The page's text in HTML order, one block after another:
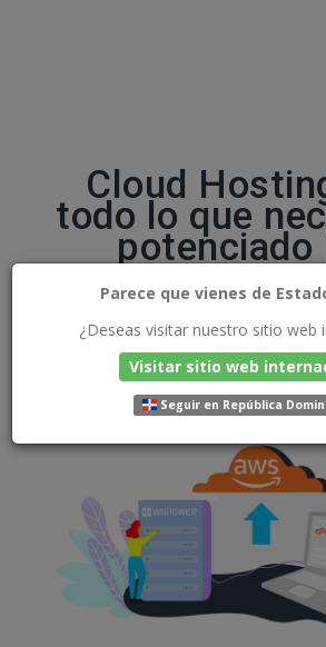
Cloud
todo lo que
potenciado
Amazon
Panel de control cPanel,
migrador automático, app
formidable y servidores ultra
Parece que vienes de
¿Deseas visitar nuestro sitio web
Visitar sitio web
Seguir en República